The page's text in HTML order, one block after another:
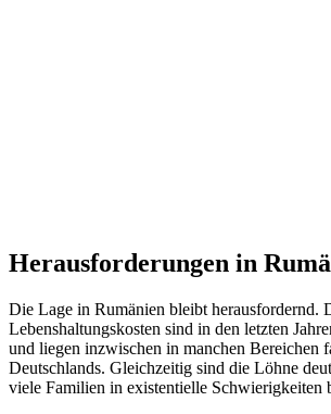
Herausforderungen in
Die Lage in Rumänien bleibt herausfordernd.
Lebenshaltungskosten sind in den letzten
und liegen inzwischen in manchen Bereichen
Deutschlands. Gleichzeitig sind die Löhne
viele Familien in existentielle Schwierigkeiten